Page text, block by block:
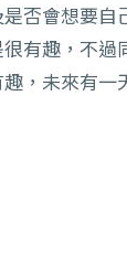
是否會想要自
有趣， 不過
， 未來有一